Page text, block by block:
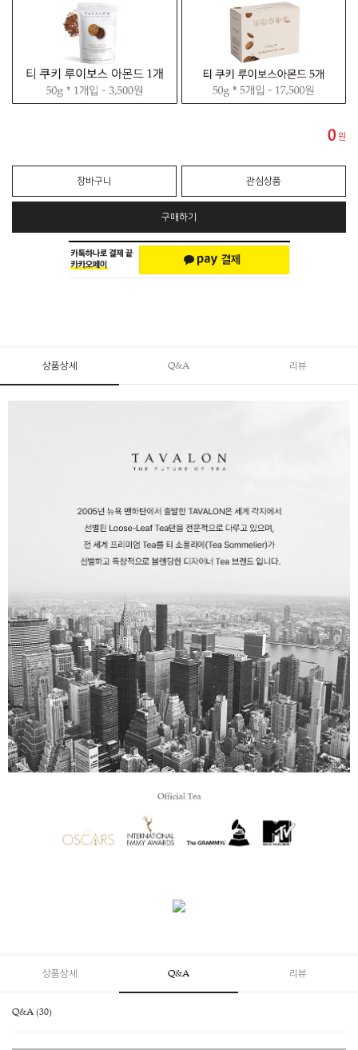
0 원
장바구니 관심상품
구매하기
상품상세 Q&A 리뷰
상품상세 Q&A 리뷰
Q&A (30)